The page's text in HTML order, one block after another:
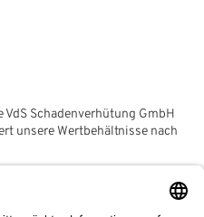
Schadenverhütung GmbH
unsere Wertbehältnisse nach